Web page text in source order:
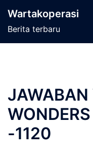
Wartakoperasi
Berita terbaru
JAWABAN
-1120